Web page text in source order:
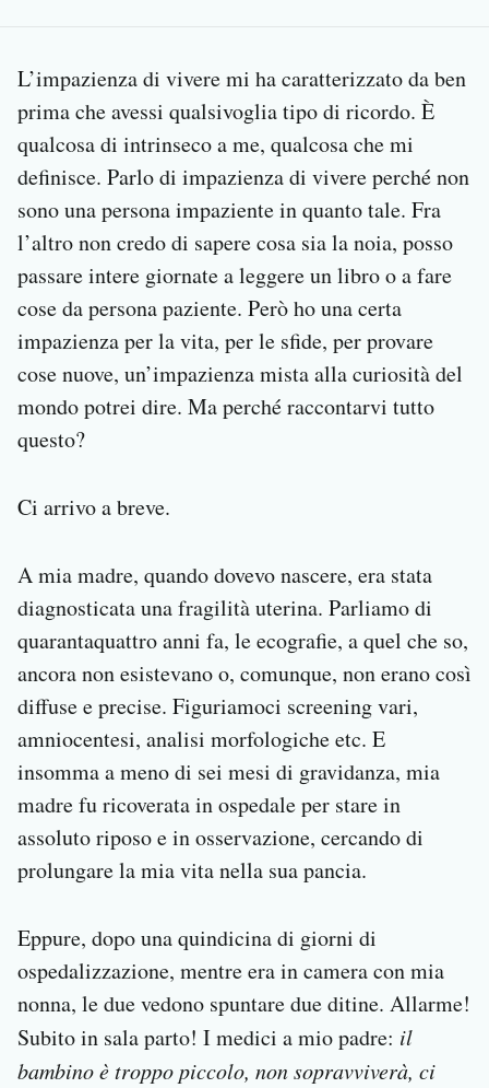
L’impazienza di vivere mi ha caratterizzato da ben
prima che avessi qualsivoglia tipo di ricordo. È
qualcosa di intrinseco a me, qualcosa che mi
definisce. Parlo di impazienza di vivere perché non
sono una persona impaziente in quanto tale. Fra
l’altro non credo di sapere cosa sia la noia, posso
passare intere giornate a leggere un libro o a fare
cose da persona paziente. Però ho una certa
impazienza per la vita, per le sfide, per provare
cose nuove, un’impazienza mista alla curiosità del
mondo potrei dire. Ma perché raccontarvi tutto
questo?
Ci arrivo a breve.
A mia madre, quando dovevo nascere, era stata
diagnosticata una fragilità uterina. Parliamo di
quarantaquattro anni fa, le ecografie, a quel che so,
ancora non esistevano o, comunque, non erano così
diffuse e precise. Figuriamoci screening vari,
amniocentesi, analisi morfologiche etc. E
insomma a meno di sei mesi di gravidanza, mia
madre fu ricoverata in ospedale per stare in
assoluto riposo e in osservazione, cercando di
prolungare la mia vita nella sua pancia.
Eppure, dopo una quindicina di giorni di
ospedalizzazione, mentre era in camera con mia
nonna, le due vedono spuntare due ditine. Allarme!
Subito in sala parto! I medici a mio padre: il
bambino è troppo piccolo, non sopravviverà, ci